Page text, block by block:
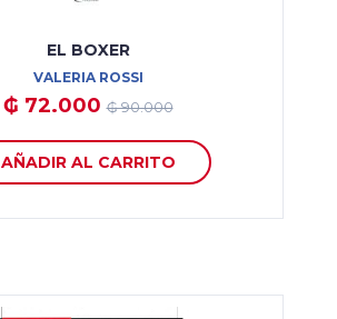
EL BOXER
VALERIA ROSSI
₲ 72.000₲ 90.000
AÑADIR AL CARRITO